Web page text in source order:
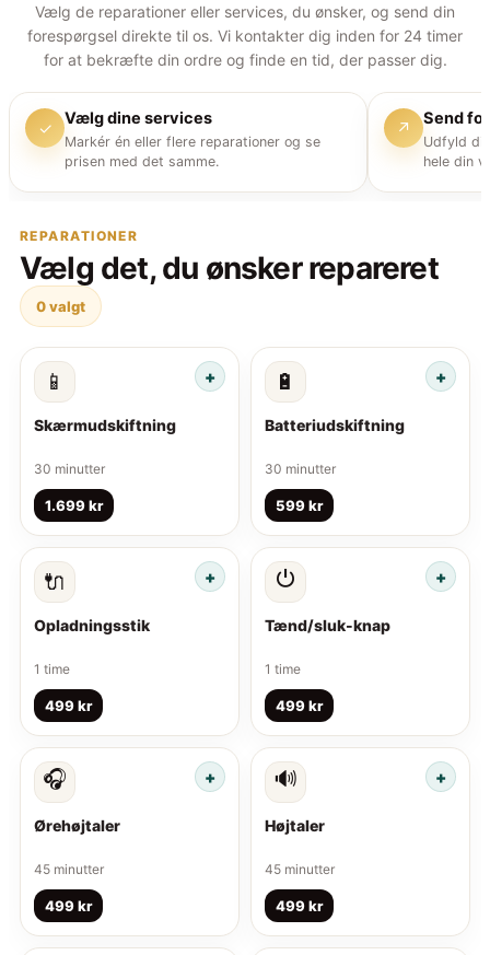
Vælg de reparationer eller services, du ønsker, og send din
forespørgsel direkte til os. Vi kontakter dig inden for 24 timer
for at bekræfte din ordre og finde en tid, der passer dig.
✓ Vælg dine services
Markér én eller flere reparationer og se
prisen med det samme.
↗ Send
Udfyld
hele din
REPARATIONER
Vælg det, du ønsker repareret
0valgt
📱
Skærmudskiftning
30 minutter
1.699 kr
🔋
Batteriudskiftning
30 minutter
599 kr
🔌
Opladningsstik
1 time
499 kr
⏻
Tænd/sluk-knap
1 time
499 kr
🎧
Ørehøjtaler
45 minutter
499 kr
🔊
Højtaler
45 minutter
499 kr